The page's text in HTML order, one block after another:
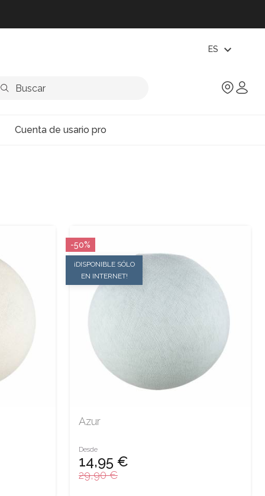
ES expand_more
Cuenta de usario pro
¡DISPONIBLE SÓLO
EN INTERNET!
-50%
Azur
Desde
14,95 €
29,90 €